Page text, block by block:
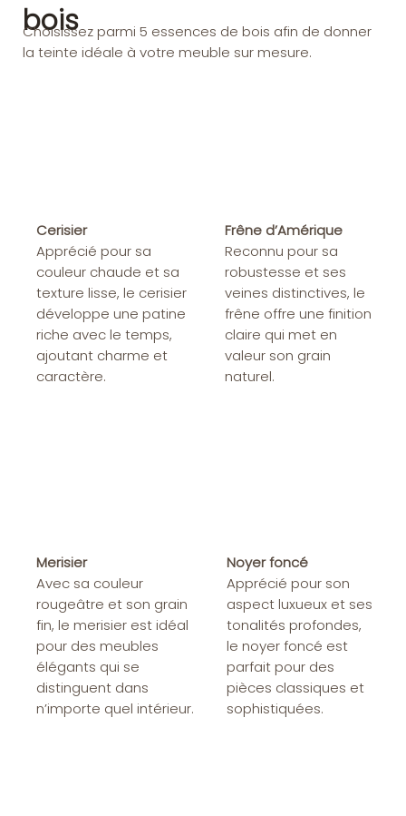
bois
Choisissez parmi 5 essences de bois afin de donner
la teinte idéale à votre meuble sur mesure.
Cerisier
Apprécié pour sa
couleur chaude et sa
texture lisse, le cerisier
développe une patine
riche avec le temps,
ajoutant charme et
caractère.
Frêne d’Amérique
Reconnu pour sa
robustesse et ses
veines distinctives, le
frêne offre une finition
claire qui met en
valeur son grain
naturel.
Merisier
Avec sa couleur
rougeâtre et son grain
fin, le merisier est idéal
pour des meubles
élégants qui se
distinguent dans
n’importe quel intérieur.
Noyer foncé
Apprécié pour son
aspect luxueux et ses
tonalités profondes,
le noyer foncé est
parfait pour des
pièces classiques et
sophistiquées.